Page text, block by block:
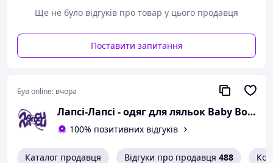
Ще не було відгуків про товар у цього продавця
Поставити запитання
Був online: вчора
Лапсі-Лапсі - одяг для ляльок Baby Born, Barbie, Paola Reina, Chi Chi Love
100% позитивних відгуків
Каталог продавця Відгуки про продавця 488